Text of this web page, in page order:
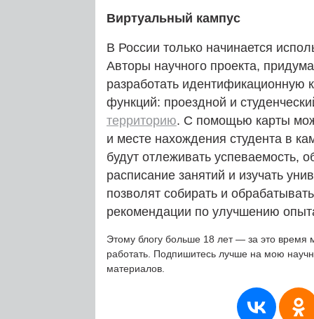
Виртуальный кампус
В России только начинается
Авторы научного проекта,
разработать идентификационную
функций: проездной и
территорию. С помощью карты
и месте нахождения студента в
будут отлеживать успеваемость,
расписание занятий и изучать
позволят собирать и
рекомендации по улучшению
Этому блогу больше 18 лет — за это время
работать. Подпишитесь лучше на мою
материалов.